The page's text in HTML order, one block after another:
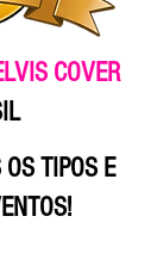
COVER
TIPOS E